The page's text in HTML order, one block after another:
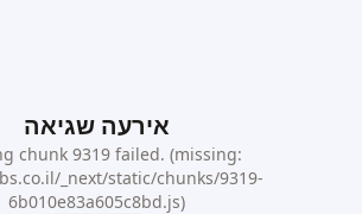
אירעה שגיאה
Loading chunk 9319 failed. (missing:
https://hbs.co.il/_next/static/chunks/9319-
6b010e83a605c8bd.js)